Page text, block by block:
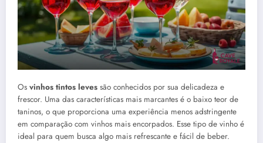
Os vinhos tintos leves são conhecidos por sua delicadeza e
frescor. Uma das características mais marcantes é o baixo teor de
taninos, o que proporciona uma experiência menos adstringente
em comparação com vinhos mais encorpados. Esse tipo de vinho é
ideal para quem busca algo mais refrescante e fácil de beber.